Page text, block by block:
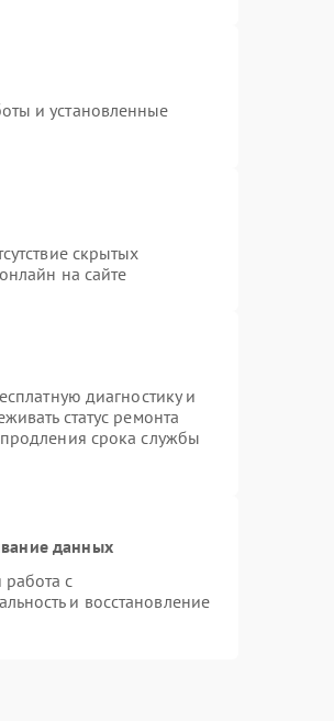
и установленные
скрытых
на сайте
диагностику и
статус ремонта
срока службы
данных
с
и восстановление